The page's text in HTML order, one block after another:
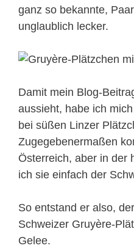
ganz so bekannte,
unglaublich lecker.
Damit mein Blog-
aussieht, habe ich
bei süßen Linzer
Zugegebenermaßen
Österreich, aber in der
ich sie einfach der
So entstand er also,
Schweizer Gruyère-
Gelee.